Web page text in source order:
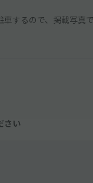
するので、掲載写真
さい